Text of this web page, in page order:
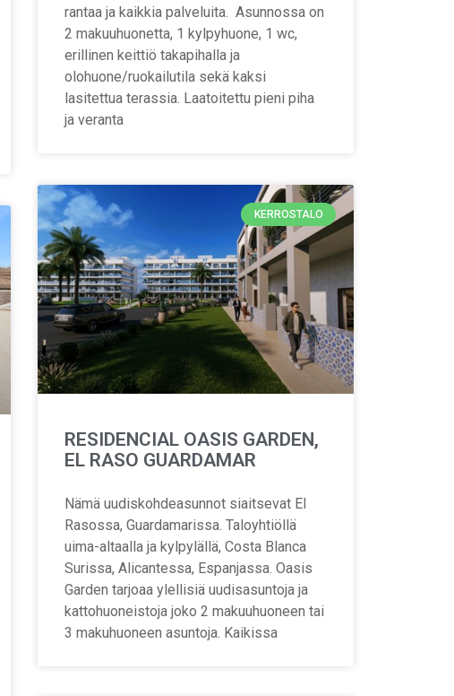
rantaa ja kaikkia palveluita. Asunnossa on
2 makuuhuonetta, 1 kylpyhuone, 1 wc,
erillinen keittiö takapihalla ja
olohuone/ruokailutila sekä kaksi
lasitettua terassia. Laatoitettu pieni piha
ja veranta
KERROSTALO
RESIDENCIAL OASIS GARDEN,
EL RASO GUARDAMAR
Nämä uudiskohdeasunnot siaitsevat El
Rasossa, Guardamarissa. Taloyhtiöllä
uima-altaalla ja kylpylällä, Costa Blanca
Surissa, Alicantessa, Espanjassa. Oasis
Garden tarjoaa ylellisiä uudisasuntoja ja
kattohuoneistoja joko 2 makuuhuoneen tai
3 makuhuoneen asuntoja. Kaikissa